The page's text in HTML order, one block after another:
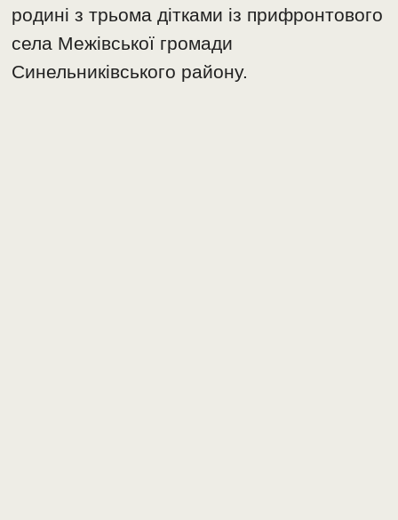
родині з трьома дітками із прифронтового
села Межівської громади
Синельниківського району.